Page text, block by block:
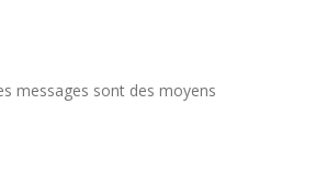
messages sont des moyens